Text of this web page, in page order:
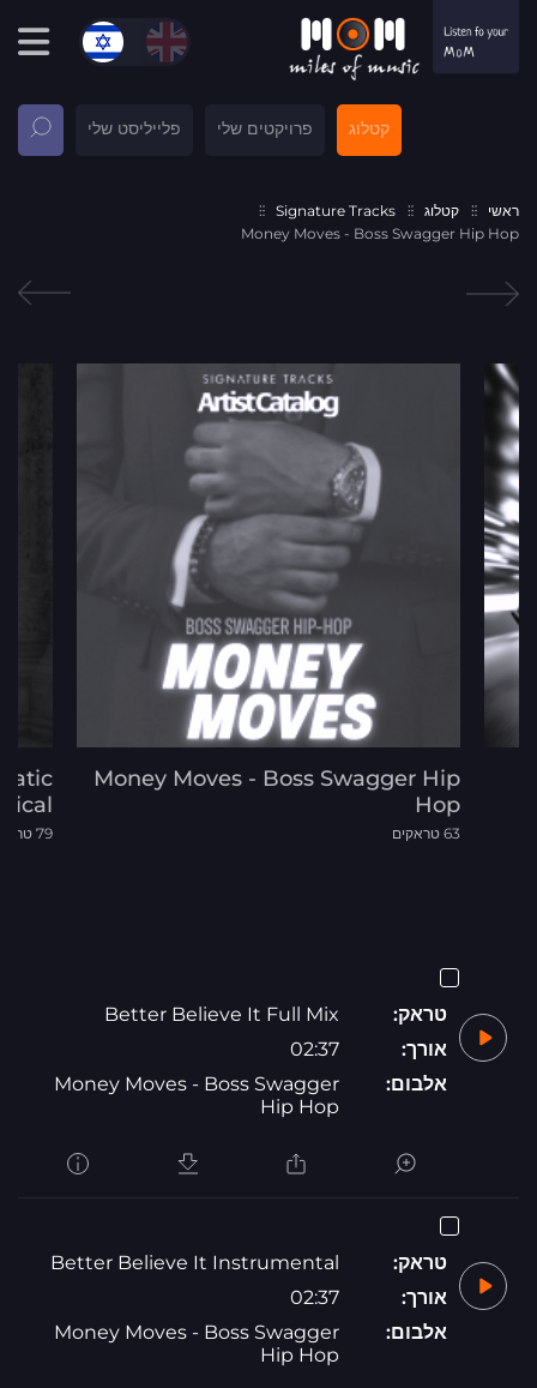
קטלוג פרויקטים שלי פלייליסט שלי
ראשי קטלוג
Signature Tracks
Money Moves - Boss Swagger Hip Hop
Money Moves - Boss Swagger Hip
Hop
63 טראקים 79 טראקים
טראק:
Better Believe It Full Mix
אורך:
02:37
אלבום:
Money Moves - Boss Swagger
Hip Hop
טראק:
Better Believe It Instrumental
אורך:
02:37
אלבום:
Money Moves - Boss Swagger
Hip Hop